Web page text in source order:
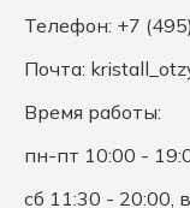
Телефон: +7
Почта:
Время работы:
пн-пт 10:00 -
сб 11:30 - 20:00,